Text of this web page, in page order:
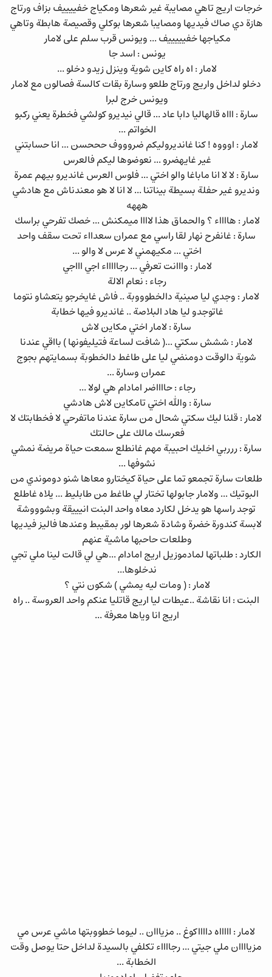
خرجات اريج تاهي مصايبة غير شعرها ومكياج خفييييف بزاف ورتاج
هازة دي صاك فيديها ومصايبا شعرها بوكلي وقصيصة هابطة وتاهي
مكياجها خفيييييف ... ويونس قرب سلم على لامار
يونس : اسد جا
لامار : اه راه كاين شوية وينزل زيدو دخلو ...
دخلو لداخل واريج ورتاج طلعو وسارة بقات كالسة فصالون مع لامار
ويونس خرج لبرا
سارة : اااه قالهاليا دابا عاد ... قالي نيديرو كولشي فخطرة يعني ركبو
الخواتم ...
لامار : اوووه ! كنا غانديروليكم ضروووف حححسن ... انا حسابتني
غير غايهضرو ... نعوضوها ليكم فالعرس
سارة : لا لا انا ماباغا والو اختي ... فلوس العرس غانديرو بيهم عمرة
ونديرو غير حفلة بسيطة بيناتنا ... لا انا لا هو معندناش مع هادشي
هههه
لامار : هااااء ؟ والحماق هذا لاااا ميمكنش ... خصك تفرحي براسك
سارة : غانفرح نهار لقا راسي مع عمران سعدااء تحت سقف واحد
اختي ... مكيهمني لا عرس لا والو ...
لامار : وااانت تعرفي ... رجاااااء اجي اااجي
رجاء : نعام الالة
لامار : وجدي ليا صينية دالخطوووبة .. فاش غايخرجو يتعشاو نتوما
غاتوجدو ليا هاد البلاصة .. غانديرو فيها خطابة
سارة : لامار اختي مكاين لاش
لامار : ششش سكتي ...( شافت لساعة فتيليفونها ) بااقي عندنا
شوية دالوقت دومنضي ليا على طاغط دالخطوبة بسمايتهم بجوج
عمران وسارة ...
رجاء : حااااضر امادام هي لولا ...
سارة : والله اختي تامكاين لاش هادشي
لامار : قلنا ليك سكتي شحال من سارة عندنا ماتفرحي لا فخطابتك لا
فعرسك مالك على حالتك
سارة : ررربي اخليك احبيبة مهم غانطلع سمعت حياة مريضة نمشي
نشوفها ...
طلعات سارة تجمعو تما على حياة كيختارو معاها شنو دوموندي من
البوتيك ... ولامار جابولها تختار لي طاغط من طابليط ... يلاه غاطلع
توجد راسها هو يدخل لكارد معاه واحد البنت انيييقة وبشوووشة
لابسة كندورة خضرة وشادة شعرها لور بمقيبط وعندها فاليز فيديها
وطلعات حاحبها ماشية عنهم
الكارد : طلباتها لمادموزيل اريج امادام ...هي لي قالت لينا ملي تجي
ندخلوها...
لامار : ( ومات ليه يمشي ) شكون نتي ؟
البنت : انا نقاشة ..عيطات ليا اريج قاتليا عنكم واحد العروسة .. راه
اريج انا وياها معرفة ...
لامار : اااااه دااااكوغ .. مزيااان .. ليوما خطووبتها ماشي عرس مي
مزياااان ملي جيتي ... رجااااء تكلفي بالسيدة لداخل حتا يوصل وقت
الخطابة ...